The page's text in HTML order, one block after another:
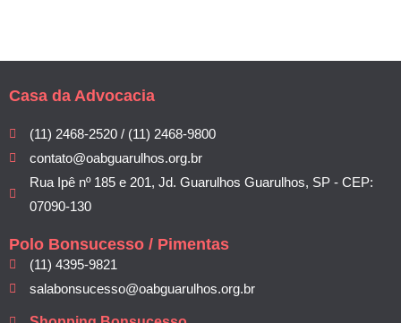
Casa da Advocacia
(11) 2468-2520 / (11) 2468-9800
contato@oabguarulhos.org.br
Rua Ipê nº 185 e 201, Jd. Guarulhos Guarulhos, SP - CEP:
07090-130
Polo Bonsucesso / Pimentas
(11) 4395-9821
salabonsucesso@oabguarulhos.org.br